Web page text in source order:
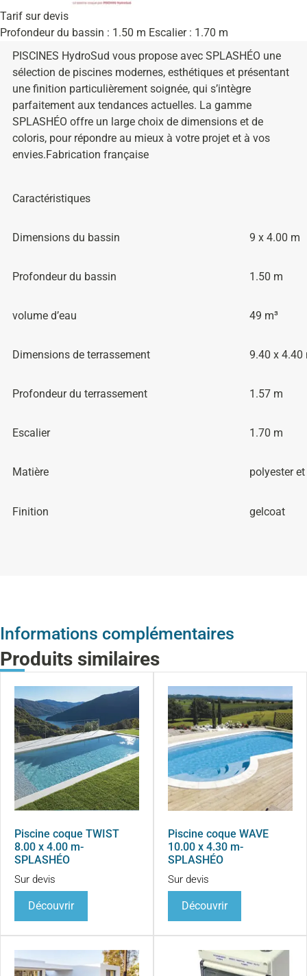
Tarif sur devis
Profondeur du bassin : 1.50 m Escalier : 1.70 m
PISCINES HydroSud vous propose avec SPLASHÉO une
sélection de piscines modernes, esthétiques et présentant
une finition particulièrement soignée, qui s’intègre
parfaitement aux tendances actuelles. La gamme
SPLASHÉO offre un large choix de dimensions et de
coloris, pour répondre au mieux à votre projet et à vos
envies.Fabrication française
Caractéristiques
Dimensions du bassin 9 x 4.00 m
Profondeur du bassin 1.50 m
volume d’eau 49 m³
Dimensions de terrassement 9.40 x 4.40
Profondeur du terrassement 1.57 m
Escalier 1.70 m
Matière polyester
Finition gelcoat
Informations complémentaires
Produits similaires
Piscine coque TWIST
8.00 x 4.00 m-
SPLASHÉO
Sur devis
Découvrir
Piscine coque WAVE
10.00 x 4.30 m-
SPLASHÉO
Sur devis
Découvrir